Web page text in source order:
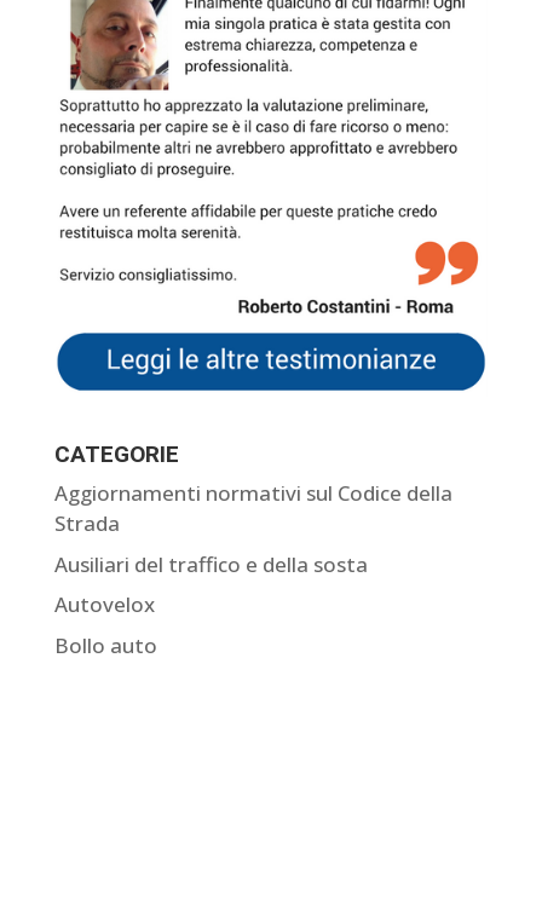
CATEGORIE
Aggiornamenti normativi sul Codice della
Strada
Ausiliari del traffico e della sosta
Autovelox
Bollo auto